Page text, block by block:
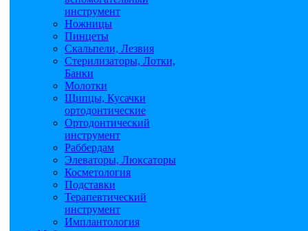
инструмент
Ножницы
Пинцеты
Скальпели, Лезвия
Стерилизаторы, Лотки,
Банки
Молотки
Щипцы, Кусачки
ортодонтические
Ортодонтический
инструмент
Раббердам
Элеваторы, Люксаторы
Косметология
Подставки
Терапевтический
инструмент
Имплантология